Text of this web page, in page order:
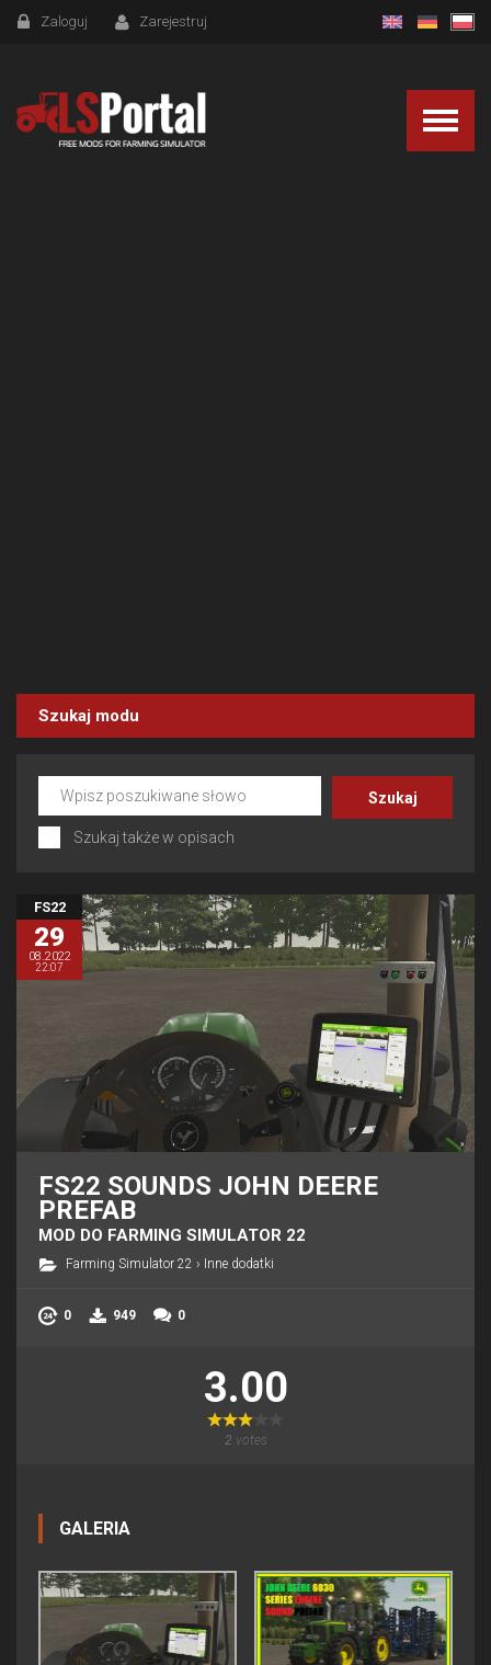
Zaloguj Zarejestruj
Szukaj modu
Szukaj także w opisach
FS22
29
08.2022
22:07
FS22 SOUNDS JOHN DEERE
PREFAB
MOD DO FARMING SIMULATOR 22
Farming Simulator 22 › Inne dodatki
0 949 0
3.00
2 votes
GALERIA